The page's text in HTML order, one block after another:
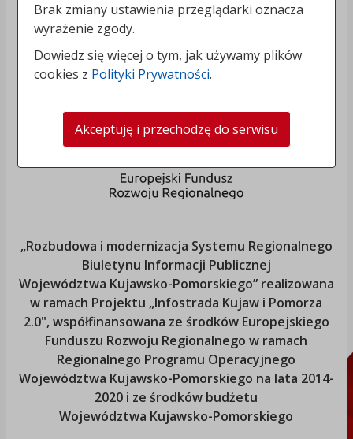
„Rozbudowa i modernizacja Systemu Regionalnego
Biuletynu Informacji Publicznej
Województwa Kujawsko-Pomorskiego” realizowana
w ramach Projektu „Infostrada Kujaw i Pomorza
2.0", współfinansowana ze środków Europejskiego
Funduszu Rozwoju Regionalnego w ramach
Regionalnego Programu Operacyjnego
Województwa Kujawsko-Pomorskiego na lata 2014-
2020 i ze środków budżetu
Województwa Kujawsko-Pomorskiego
Brak zmiany ustawienia przeglądarki oznacza
wyrażenie zgody.
Dowiedz się więcej o tym, jak używamy plików
cookies z Polityki Prywatności.
Akceptuję i przechodzę do serwisu